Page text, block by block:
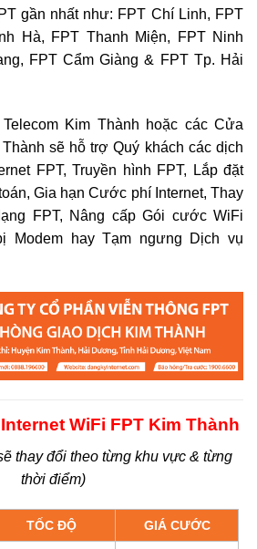
gần nhất như: FPT Chí Linh, FPT
Hà, FPT Thanh Miện, FPT Ninh
FPT Cẩm Giàng & FPT Tp. Hải
Kim Thành hoặc các Cửa
sẽ hỗ trợ Quý khách các dịch
FPT, Truyền hình FPT, Lắp đặt
Gia hạn Cước phí Internet, Thay
FPT, Nâng cấp Gói cước WiFi
Modem hay Tạm ngưng Dịch vụ
WiFi FPT Kim Thành
thay đổi theo từng khu vực & từng
thời điểm)
TỐC ĐỘ GIÁ CƯỚC